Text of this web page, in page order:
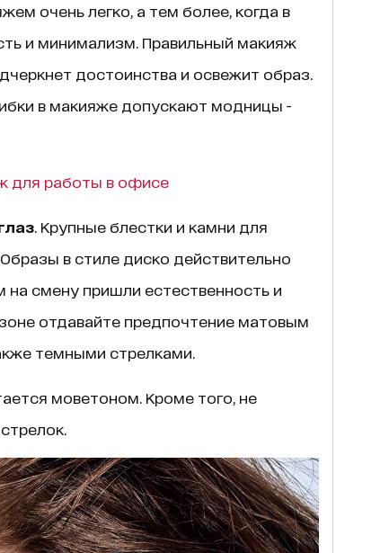
очень легко, а тем более, когда в
и минимализм. Правильный макияж
достоинства и освежит образ.
в макияже допускают модницы -
для работы в офисе
. Крупные блестки и камни для
в стиле диско действительно
смену пришли естественность и
отдавайте предпочтение матовым
темными стрелками.
моветоном. Кроме того, не